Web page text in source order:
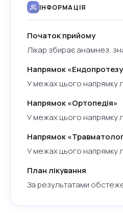
ІНФОРМАЦІЯ
Початок прийому
Лікар збирає анамнез,
Напрямок
У межах цього напрямку
Напрямок «Ортопедія»
У межах цього напрямку
Напрямок
У межах цього напрямку
План лікування
За результатами